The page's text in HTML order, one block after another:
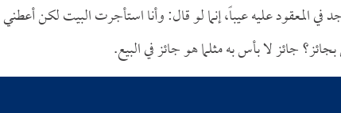
المعقود عليه عيباً، إنما لو قال: وأنا استأجرت البيت لكن
جائز لا بأس به مثلما هو جائز في البيع.